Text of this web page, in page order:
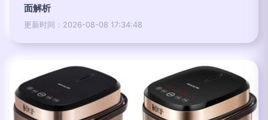
面解析
更新时间：2026-08-08 17:34:48